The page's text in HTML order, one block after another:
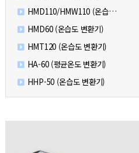
HMD110/HMW110 (온습도 변환기)
HMD60 (온습도 변환기)
HMT120 (온습도 변환기)
HA-60 (평균온도 변환기)
HHP-50 (온습도 변환기)